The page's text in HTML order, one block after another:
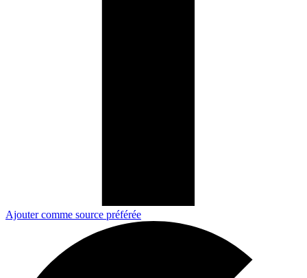
Ajouter comme source préférée